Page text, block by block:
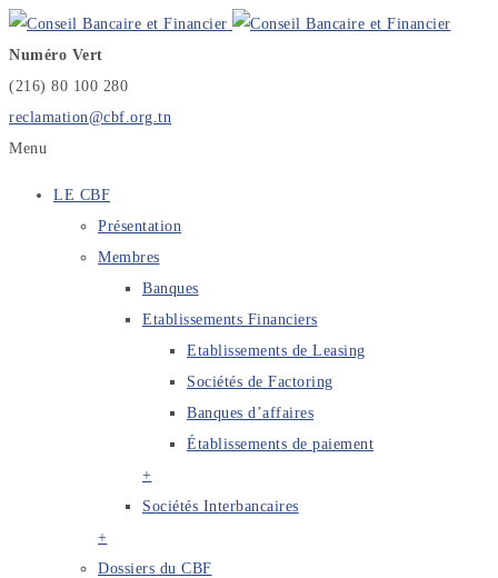
Numéro Vert
(216) 80 100 280
reclamation@cbf.org.tn
Menu
LE CBF
Présentation
Membres
Banques
Etablissements Financiers
Etablissements de Leasing
Sociétés de Factoring
Banques d’affaires
Établissements de paiement
+
Sociétés Interbancaires
+
Dossiers du CBF